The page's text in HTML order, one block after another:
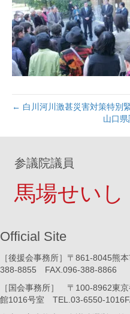
← 白川河川激甚災害対策特別
山口
参議院議員
馬場せいし
Official Site
［後援会事務所］〒861-8045
388-8855 FAX.096-388-8866
［国会事務所］ 〒100-8962東
館1016号室 TEL.03-6550-